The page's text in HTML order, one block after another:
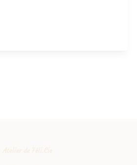
Atelier de Féli.Cie